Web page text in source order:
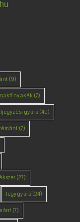
(9)
nyakék(7)
gyűrű(40)
(7)
(27)
Jegygyűrű(24)
(7)